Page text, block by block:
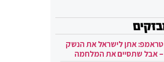
טראמפ: אתן לישראל את הנשק
– אבל שתסיים את המלחמה